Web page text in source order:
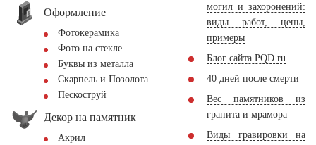
Оформление
Фотокерамика
Фото на стекле
Буквы из металла
Скарпель и Позолота
Пескоструй
Декор на памятник
Акрил
могил и захоронений:
виды работ, цены,
примеры
Блог сайта PQD.ru
40 дней после смерти
Вес памятников из
гранита и мрамора
Виды гравировки на